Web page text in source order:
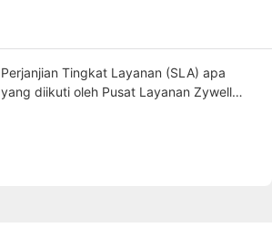
Perjanjian Tingkat Layanan (SLA) apa
yang diikuti oleh Pusat Layanan Zywell